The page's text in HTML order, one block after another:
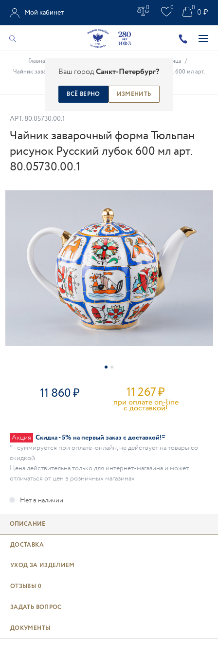
Ваш городСанкт-Петербург?
ВСЁ ВЕРНО ИЗМЕНИТЬ
Мой кабинет
0 0 0 ₽
0
Главная Масленица /
Чайник заварочный форма Тюльпан рисунок Русский лубок 600 мл арт.
АРТ. 80.05730.00.1
Чайник заварочный форма Тюльпан
рисунок Русский лубок 600 мл арт.
80.05730.00.1
11 860 11 267₽
при оплате on-line
c доставкой!
Акция Скидка - 5% на первый заказ с доставкой!*
* - суммируется при оплате-онлайн, не действует на товары со
скидкой.
Цена действительна только для интернет-магазина и может
отличаться от цен в розничных магазинах
ОПИСАНИЕ
ДОСТАВКА
УХОД ЗА ИЗДЕЛИЕМ
ОТЗЫВЫ 0
ЗАДАТЬ ВОПРОС
ДОКУМЕНТЫ